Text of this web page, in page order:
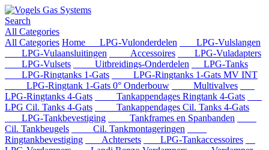
Search
All Categories
All Categories Home LPG-Vulonderdelen
LPG-Vulslangen
LPG-Vulaansluitingen
Accessoires
LPG-Vuladapters
LPG-Vulsets
Uitbreidings-Onderdelen
LPG-Tanks
LPG-Ringtanks 1-Gats
LPG-Ringtanks 1-Gats MV INT
LPG-Ringtank 1-Gats 0° Onderbouw
Multivalves
LPG-Ringtanks 4-Gats
Tankappendages Ringtank 4-Gats
LPG Cil. Tanks 4-Gats
Tankappendages Cil. Tanks 4-Gats
LPG-Tankbevestiging
Tankframes en Spanbanden
Cil. Tankbeugels
Cil. Tankmontageringen
Ringtankbevestiging
Achtersets
LPG-Tankaccessoires